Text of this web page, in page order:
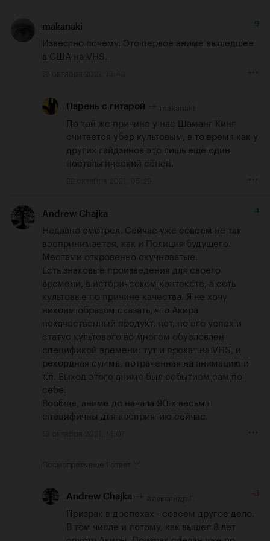
makanaki 9
Известно почему. Это первое аниме вышедшее
в США на VHS.
Парень с гитарой
По той же причине у нас Шаманг Кинг
считается убер культовым, в то время как у
других гайдзинов это лишь ещё один
ностальгический сёнен.
Andrew Chajka 4
Недавно смотрел. Сейчас уже совсем не так
воспринимается, как и Полиция будущего.
Местами откровенно скучноватые.
Есть знаковые произведения для своего
времени, в историческом контексте, а есть
культовые по причине качества. Я не хочу
никоим образом сказать, что Акира
некачественный продукт, нет, но его успех и
статус культового во многом обусловлен
спецификой времени: тут и прокат на VHS, и
рекордная сумма, потраченная на анимацию и
т.п. Выход этого аниме был событием сам по
себе.
Вообще, аниме до начала 90-х весьма
специфичны для восприятию сейчас.
Andrew Chajka -3
Призрак в доспехах - совсем другое дело.
В том числе и потому, как вышел 8 лет